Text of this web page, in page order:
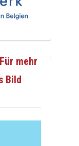
mehr
Bild